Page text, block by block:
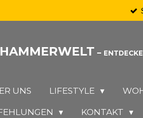
HAMMERWELT – ENTDECKE
UNS LIFESTYLE
KONTAKT